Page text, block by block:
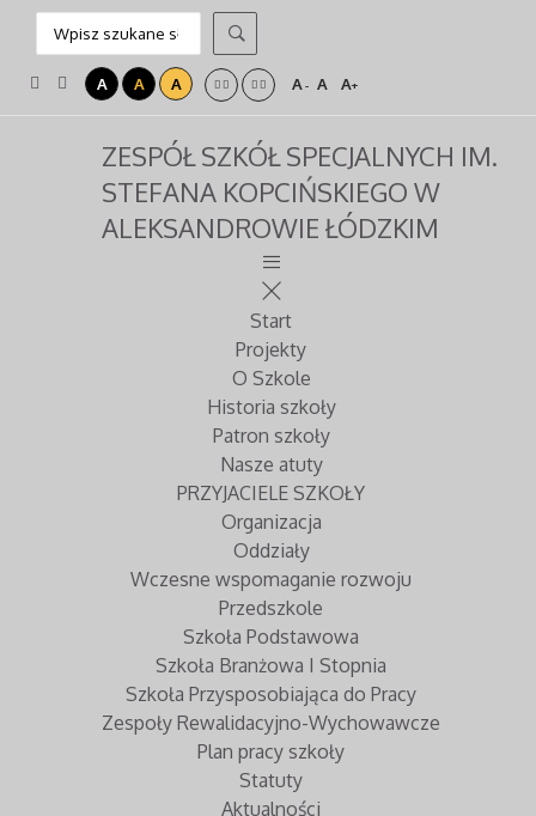
A A A A- A A+
ZESPÓŁ SZKÓŁ SPECJALNYCH IM.
STEFANA KOPCIŃSKIEGO W
ALEKSANDROWIE ŁÓDZKIM
Start
Projekty
O Szkole
Historia szkoły
Patron szkoły
Nasze atuty
PRZYJACIELE SZKOŁY
Organizacja
Oddziały
Wczesne wspomaganie rozwoju
Przedszkole
Szkoła Podstawowa
Szkoła Branżowa I Stopnia
Szkoła Przysposobiająca do Pracy
Zespoły Rewalidacyjno-Wychowawcze
Plan pracy szkoły
Statuty
Aktualności